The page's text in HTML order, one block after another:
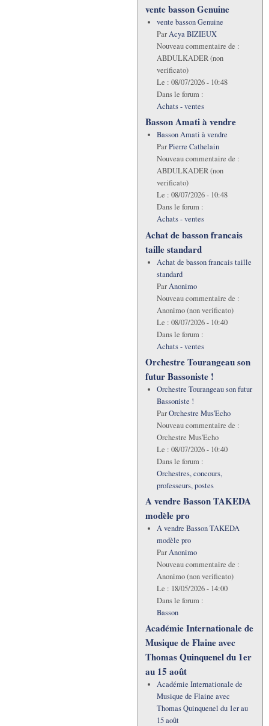
vente basson Genuine
vente basson Genuine
ParAcya BIZIEUX
Nouveau commentaire de :
ABDULKADER (non
verificato)
Le : 08/07/2026 - 10:48
Dans le forum :
Achats - ventes
Basson Amati à vendre
Basson Amati à vendre
ParPierre Cathelain
Nouveau commentaire de :
ABDULKADER (non
verificato)
Le : 08/07/2026 - 10:48
Dans le forum :
Achats - ventes
Achat de basson francais
taille standard
Achat de basson francais taille
standard
ParAnonimo
Nouveau commentaire de :
Anonimo (non verificato)
Le : 08/07/2026 - 10:40
Dans le forum :
Achats - ventes
Orchestre Tourangeau son
futur Bassoniste !
Orchestre Tourangeau son futur
Bassoniste !
ParOrchestre Mus'Echo
Nouveau commentaire de :
Orchestre Mus'Echo
Le : 08/07/2026 - 10:40
Dans le forum :
Orchestres, concours,
professeurs, postes
A vendre Basson TAKEDA
modèle pro
A vendre Basson TAKEDA
modèle pro
ParAnonimo
Nouveau commentaire de :
Anonimo (non verificato)
Le : 18/05/2026 - 14:00
Dans le forum :
Basson
Académie Internationale de
Musique de Flaine avec
Thomas Quinquenel du 1er
au 15 août
Académie Internationale de
Musique de Flaine avec
Thomas Quinquenel du 1er au
15 août